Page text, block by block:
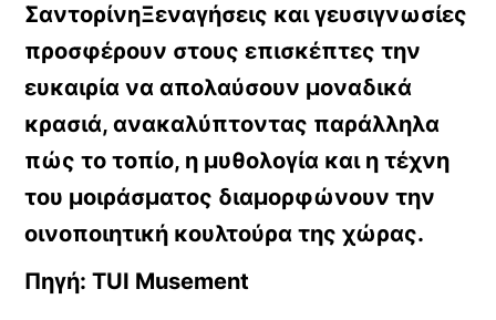
ΣαντορίνηΞεναγήσεις και γευσιγνωσίες
προσφέρουν στους επισκέπτες την
ευκαιρία να απολαύσουν μοναδικά
κρασιά, ανακαλύπτοντας παράλληλα
πώς το τοπίο, η μυθολογία και η τέχνη
του μοιράσματος διαμορφώνουν την
οινοποιητική κουλτούρα της χώρας.
Πηγή: TUI Musement